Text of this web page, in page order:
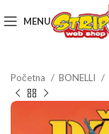
MENU
Početna BONELLI